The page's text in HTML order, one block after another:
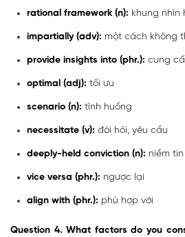
rational framework (n): khung nhìn
impartially (adv): một cách không
provide insights into (phr.): cung
optimal (adj): tối ưu
scenario (n): tình huống
necessitate (v): đòi hỏi, yêu cầu
deeply-held conviction (n): niềm
vice versa (phr.): ngược lại
align with (phr.): phù hợp với
Question 4. What factors do you